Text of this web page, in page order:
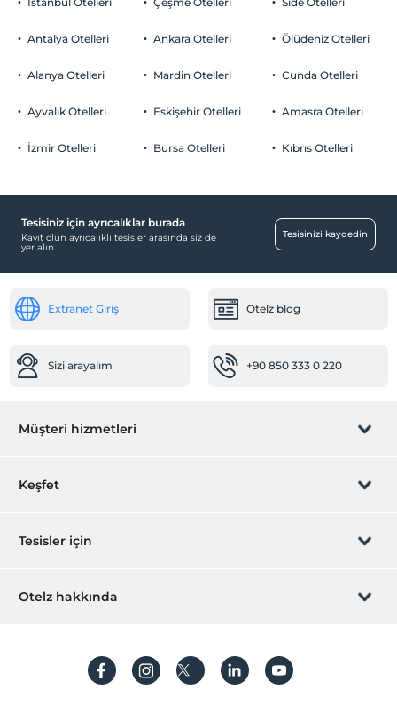
Antalya Otelleri
Alanya Otelleri
Ayvalık Otelleri
İzmir Otelleri
Ankara Otelleri
Mardin Otelleri
Eskişehir Otelleri
Bursa Otelleri
Ölüdeniz Otelleri
Cunda Otelleri
Amasra Otelleri
Kıbrıs Otelleri
Tesisiniz için ayrıcalıklar burada
Kayıt olun ayrıcalıklı tesisler arasında siz de
yer alın
Tesisinizi kaydedin
Extranet Giriş Otelz blog
Sizi arayalım +90 850 333 0 220
Müşteri hizmetleri
Rezervasyon yönet
Sıkça sorulan sorular
Keşfet
Hediye Kart
Hesap oluştur
Tesisler için
Hemen tesisinizi ekleyin
Otelz hakkında